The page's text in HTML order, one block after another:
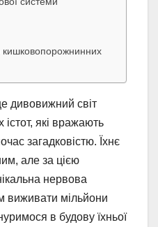
дивовижний світ
істот, які вражають
загадковістю. Їхнє
але за цією
нервова
виживати мільйони
в будову їхньої